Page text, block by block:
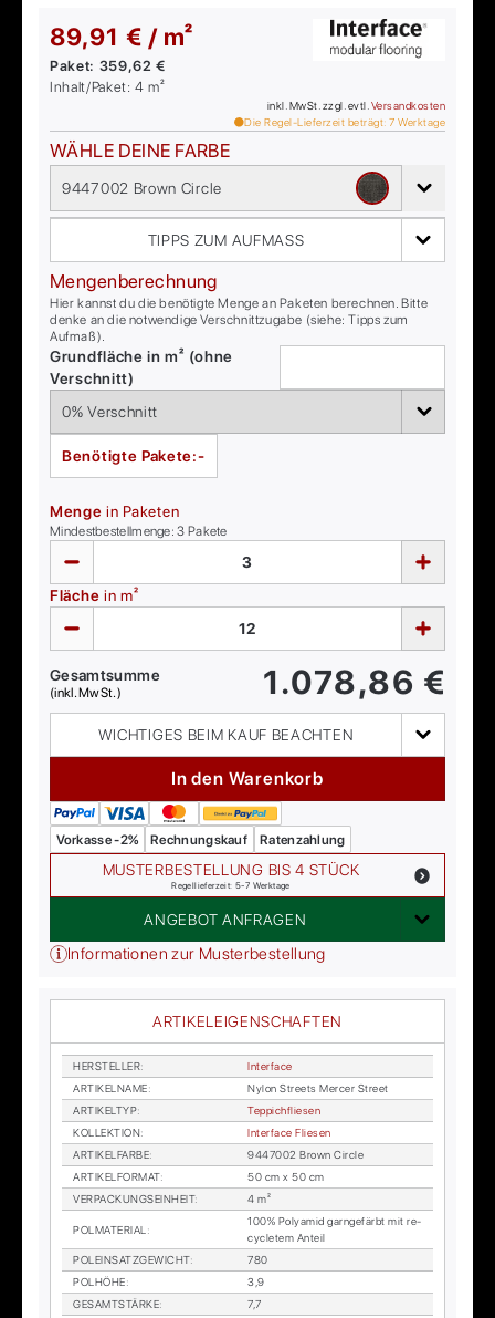
89,91 € / m²
Paket: 359,62 €
Inhalt/Paket:4 m²
inkl. MwSt. zzgl. evtl. Versandkosten
Die Regel-Lieferzeit beträgt: 7 Werktage
WÄHLE DEINE FARBE
9447002 Brown Circle
TIPPS ZUM AUFMASS
Mengenberechnung
Hier kannst du die benötigte Menge an Paketen berechnen. Bitte
denke an die notwendige Verschnittzugabe (siehe: Tipps zum
Aufmaß).
Grundfläche in m² (ohne
Verschnitt)
Benötigte Pakete:-
Menge in Paketen
Mindestbestellmenge:3 Pakete
Fläche in m²
Gesamtsumme
(inkl. MwSt.) 1.078,86 €
WICHTIGES BEIM KAUF BEACHTEN
In den Warenkorb
Vorkasse -2% Rechnungskauf Ratenzahlung
MUSTERBESTELLUNG BIS 4 STÜCK
Regellieferzeit: 5-7 Werktage
ANGEBOT ANFRAGEN
Informationen zur Musterbestellung
ARTIKELEIGENSCHAFTEN
HER­STEL­LER:
In­ter­face
AR­TI­KEL­NA­ME:
Ny­lon Streets Mer­cer Street
AR­TI­KEL­TYP:
Tep­pich­flie­sen
KOL­LEK­TI­ON:
In­ter­face Flie­sen
AR­TI­KEL­FAR­BE:
9447002 Brown Cir­cle
AR­TI­KEL­FOR­MAT:
50 cm x 50 cm
VER­PA­CKUNGS­EIN­HEIT: 4 m²
POL­MA­TE­RI­AL :
100% Po­ly­amid garn­ge­färbt mit re­
cy­cle­tem An­teil
POL­EIN­SATZ­GE­WICHT:
780
POL­HÖ­HE:
3,9
GE­SAMT­STÄR­KE:
7,7